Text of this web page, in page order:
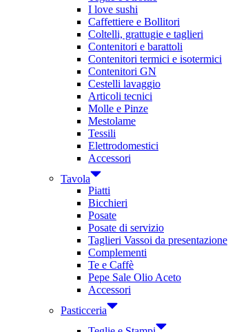
I love sushi
Caffettiere e Bollitori
Coltelli, grattugie e taglieri
Contenitori e barattoli
Contenitori termici e isotermici
Contenitori GN
Cestelli lavaggio
Articoli tecnici
Molle e Pinze
Mestolame
Tessili
Elettrodomestici
Accessori
Tavola
Piatti
Bicchieri
Posate
Posate di servizio
Taglieri Vassoi da presentazione
Complementi
Te e Caffè
Pepe Sale Olio Aceto
Accessori
Pasticceria